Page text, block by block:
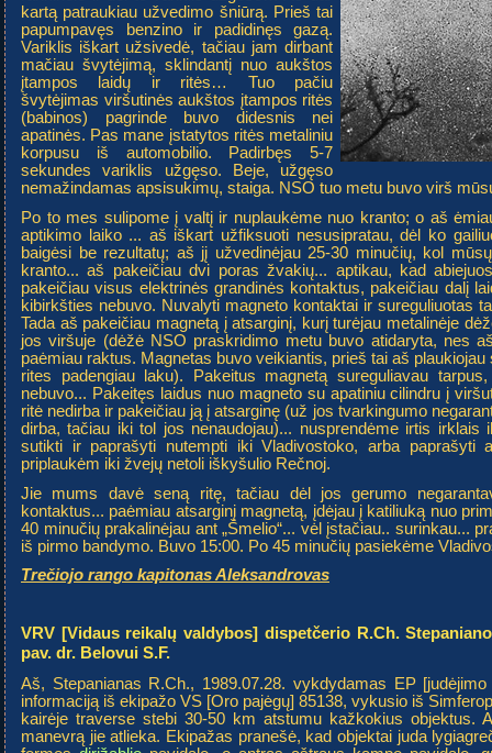
kartą patraukiau užvedimo šniūrą. Prieš tai
papumpavęs benzino ir padidinęs gazą.
Variklis iškart užsivedė, tačiau jam dirbant
mačiau švytėjimą, sklindantį nuo aukštos
įtampos laidų ir ritės… Tuo pačiu
švytėjimas viršutinės aukštos įtampos ritės
(babinos) pagrinde buvo didesnis nei
apatinės. Pas mane įstatytos ritės metaliniu
korpusu iš automobilio. Padirbęs 5-7
sekundes variklis užgęso. Beje, užgęso
nemažindamas apsisukimų, staiga. NSO tuo metu buvo virš
Po to mes sulipome į valtį ir nuplaukėme nuo kranto; o aš
aptikimo laiko ... aš iškart užfiksuoti nesusipratau, dėl ko
baigėsi be rezultatų; aš jį užvedinėjau 25-30 minučių, kol
kranto... aš pakeičiau dvi poras žvakių... aptikau, kad
pakeičiau visus elektrinės grandinės kontaktus, pakeičiau dalį
kibirkšties nebuvo. Nuvalyti magneto kontaktai ir sureguliuotas
Tada aš pakeičiau magnetą į atsarginį, kurį turėjau metalinėje
jos viršuje (dėžė NSO praskridimo metu buvo atidaryta, nes
paėmiau raktus. Magnetas buvo veikiantis, prieš tai aš
rites padengiau laku). Pakeitus magnetą sureguliavau
nebuvo... Pakeitęs laidus nuo magneto su apatiniu cilindru į
ritė nedirba ir pakeičiau ją į atsarginę (už jos tvarkingumo
dirba, tačiau iki tol jos nenaudojau)... nusprendėme irtis irklais
sutikti ir paprašyti nutempti iki Vladivostoko, arba paprašyti
priplaukėm iki žvejų netoli iškyšulio Rečnoj.
Jie mums davė seną ritę, tačiau dėl jos gerumo
kontaktus... paėmiau atsarginį magnetą, įdėjau į katiliuką nuo
40 minučių prakalinėjau ant „Šmelio“... vėl įstačiau.. surinkau...
iš pirmo bandymo. Buvo 15:00. Po 45 minučių pasiekėme
Trečiojo rango kapitonas Aleksandrovas
VRV [Vidaus reikalų valdybos] dispetčerio R.Ch.
pav. dr. Belovui S.F.
Aš, Stepanianas R.Ch., 1989.07.28. vykdydamas EP
informaciją iš ekipažo VS [Oro pajėgų] 85138, vykusio iš
kairėje traverse stebi 30-50 km atstumu kažkokius objektus.
manevrą jie atlieka. Ekipažas pranešė, kad objektai juda